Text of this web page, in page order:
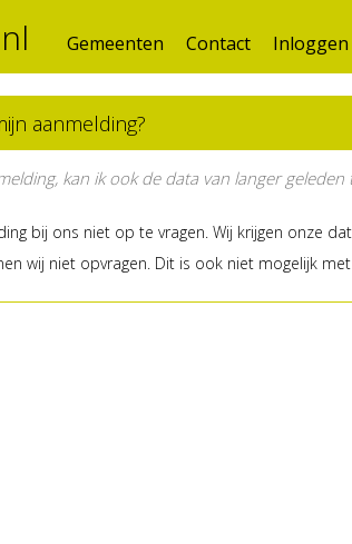
Gemeenten Contact Inloggen
aanmelding?
kan ik ook de data van langer geleden
bij ons niet op te vragen. Wij krijgen onze
wij niet opvragen. Dit is ook niet mogelijk